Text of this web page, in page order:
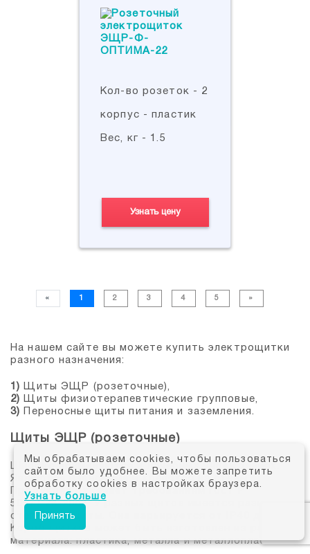
Кол-во розеток - 2
корпус - пластик
Вес, кг - 1.5
Узнать цену
« 1 2 3 4 5 »
На нашем сайте вы можете купить электрощитки
разного назначения:
1) Щиты ЭЩР (розеточные),
2) Щиты физиотерапевтические групповые,
3) Переносные щиты питания и заземления.
Щиты ЭЩР (розеточные)
Широко применяются в лечебных учреждениях.
Являются навесными и крепятся на стены.
Продукция отвечает требованиям Гост Р
50571.28-2007. У разных щитов имеется разная
степень защиты. Она варьируется от IP40 до IP45.
Короб щитков может быть изготовлен из разного
материала: пластика, металла и металлопластика.
Мы обрабатываем cookies, чтобы пользоваться
сайтом было удобнее. Вы можете запретить
обработку cookies в настройках браузера.
Узнать больше
Принять